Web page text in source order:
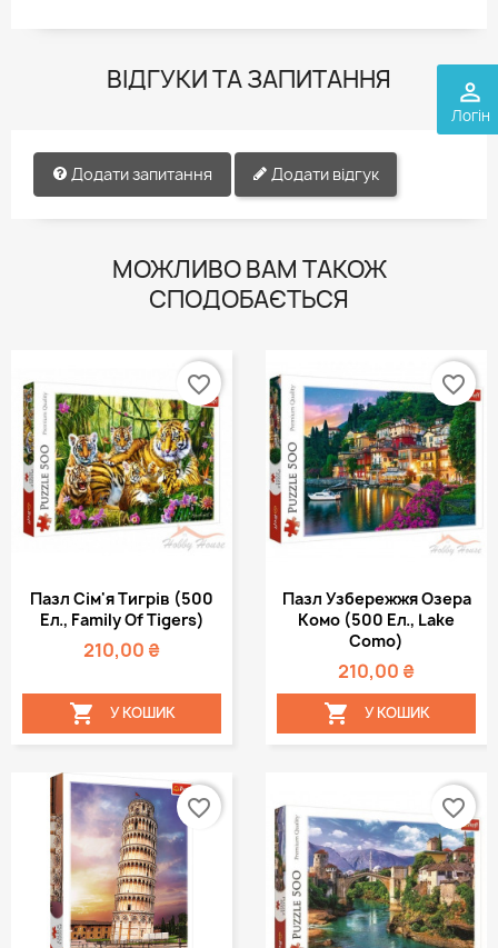
perm_identity
Логін
ВІДГУКИ ТА ЗАПИТАННЯ
Додати запитання Додати відгук
МОЖЛИВО ВАМ ТАКОЖ
СПОДОБАЄТЬСЯ
Пазл Сім'я Тигрів (500
Ел., Family Of Tigers)
210,00 ₴
 У КОШИК
favorite_border
Пазл Узбережжя Озера
Комо (500 Ел., Lake
Como)
210,00 ₴
 У КОШИК
favorite_border
favorite_border favorite_border